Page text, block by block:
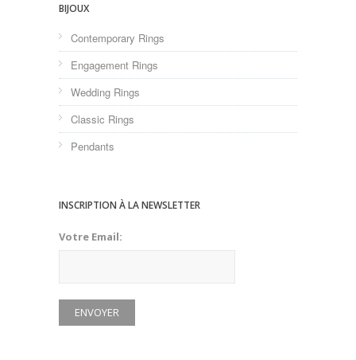
BIJOUX
Contemporary Rings
Engagement Rings
Wedding Rings
Classic Rings
Pendants
INSCRIPTION À LA NEWSLETTER
Votre Email: